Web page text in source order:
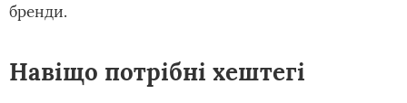
бренди.
Навіщо потрібні хештегі